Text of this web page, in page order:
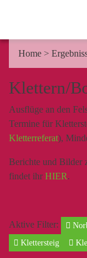
Home >
Klettern/
Ausflüge an den
Termine für
Kletterreferat),
Berichte und Bilder
findet ihr HIER.
Aktive Filter:
Klettersteig